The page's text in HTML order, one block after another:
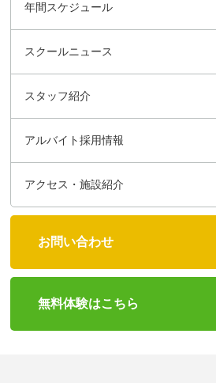
年間スケジュール
スクールニュース
スタッフ紹介
アルバイト採用情報
アクセス・施設紹介
お問い合わせ
無料体験はこちら